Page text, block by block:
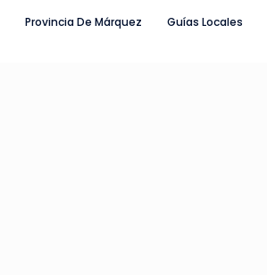
Provincia De Márquez Guías Locales